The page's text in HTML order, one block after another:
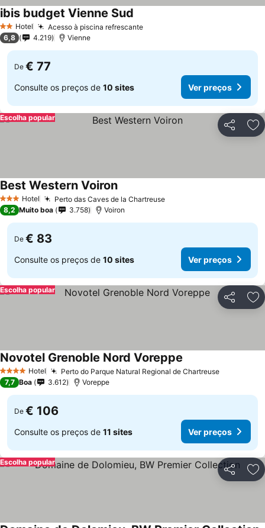
2 Estrelas
Hotel Acesso à piscina refrescanteVer preços
ibis budget Vienne Sud
6,8 4.219 Vienne
De € 77
Consulte os preços de 10 sites Ver preços
Partilhar
Escolha popular
3 EstrelasHotel Perto das Caves de la ChartreuseVer preços
Best Western VoironVer preços
8,2 Muito boa 3.758 Voiron
De € 83
Consulte os preços de 10 sites Ver preços
Partilhar
Escolha popular
4 EstrelasHotel Perto do Parque Natural Regional de ChartreuseVer
Novotel Grenoble Nord Voreppe
7,7 Boa 3.612 Voreppe
De € 106
Consulte os preços de 11 sites Ver preços
Partilhar
Escolha popular